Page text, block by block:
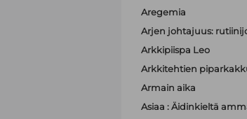
Aregemia
Arjen johtajuus:
Arkkipiispa Leo
Arkkitehtien
Armain aika
Asiaa : Äidinkieltä